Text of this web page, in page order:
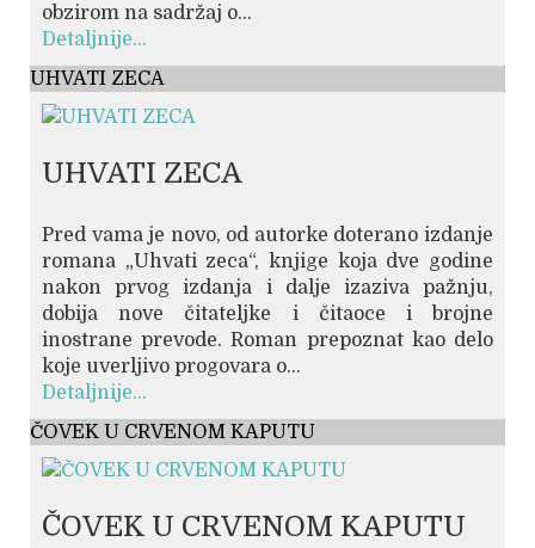
obzirom na sadržaj o...
Detaljnije...
UHVATI ZECA
UHVATI ZECA
Pred vama je novo, od autorke doterano izdanje
romana „Uhvati zeca“, knjige koja dve godine
nakon prvog izdanja i dalje izaziva pažnju,
dobija nove čitateljke i čitaoce i brojne
inostrane prevode. Roman prepoznat kao delo
koje uverljivo progovara o...
Detaljnije...
ČOVEK U CRVENOM KAPUTU
ČOVEK U CRVENOM KAPUTU